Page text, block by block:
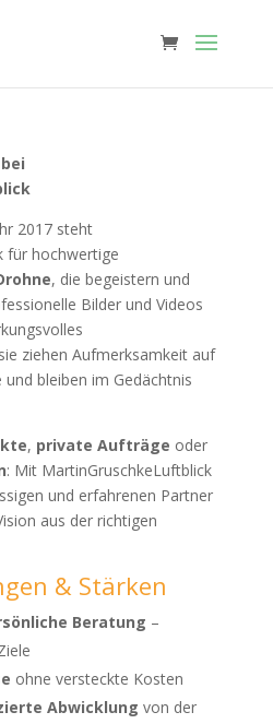
2017 steht
für hochwertige
, die begeistern und
Bilder und Videos
ziehen Aufmerksamkeit auf
bleiben im Gedächtnis
, private Aufträge oder
: Mit MartinGruschkeLuftblick
und erfahrenen Partner
aus der richtigen
& Stärken
Beratung –
ohne versteckte Kosten
Abwicklung von der